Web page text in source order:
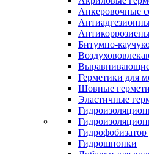
Анкеровочные
Битумно-
Герметики для
Шовные
Эластичные
Гидрошпонки